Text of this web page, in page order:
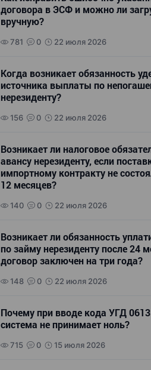
договора в ЭСФ и можно ли
вручную?
781 0 22 июля 2026
Когда возникает обязанность
источника выплаты по
нерезиденту?
156 0 22 июля 2026
Возникает ли налоговое
авансу нерезиденту, если
импортному контракту не
12 месяцев?
140 0 22 июля 2026
Возникает ли обязанность
по займу нерезиденту после 24
договор заключен на три года?
148 0 22 июля 2026
Почему при вводе кода УГД 0613
система не принимает ноль?
715 0 15 июля 2026